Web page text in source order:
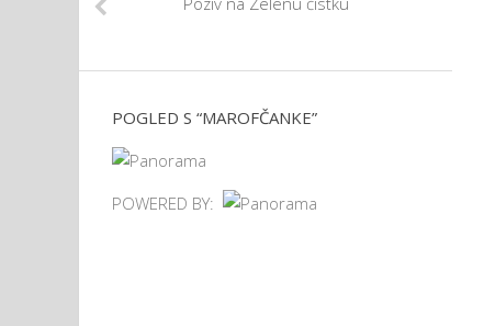
POGLED S “MAROFČANKE”
POWERED BY: